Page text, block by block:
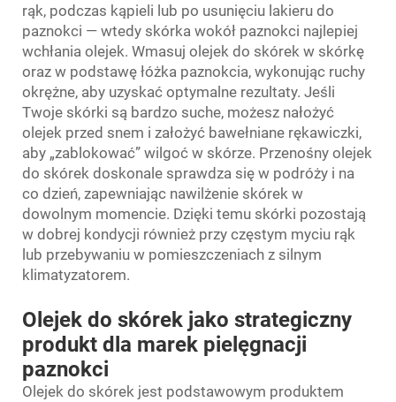
rąk, podczas kąpieli lub po usunięciu lakieru do
paznokci — wtedy skórka wokół paznokci najlepiej
wchłania olejek. Wmasuj olejek do skórek w skórkę
oraz w podstawę łóżka paznokcia, wykonując ruchy
okrężne, aby uzyskać optymalne rezultaty. Jeśli
Twoje skórki są bardzo suche, możesz nałożyć
olejek przed snem i założyć bawełniane rękawiczki,
aby „zablokować” wilgoć w skórze. Przenośny olejek
do skórek doskonale sprawdza się w podróży i na
co dzień, zapewniając nawilżenie skórek w
dowolnym momencie. Dzięki temu skórki pozostają
w dobrej kondycji również przy częstym myciu rąk
lub przebywaniu w pomieszczeniach z silnym
klimatyzatorem.
Olejek do skórek jako strategiczny
produkt dla marek pielęgnacji
paznokci
Olejek do skórek jest podstawowym produktem